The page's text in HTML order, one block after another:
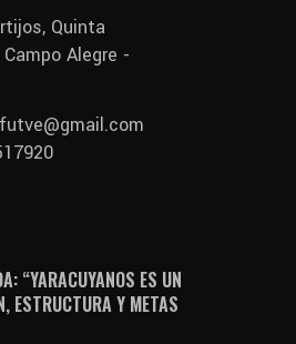
Quinta
Alegre -
“YARACUYANOS ES UN
ESTRUCTURA Y METAS